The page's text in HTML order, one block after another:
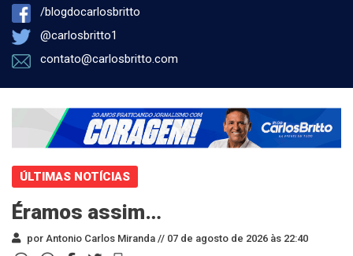
/blogdocarlosbritto
@carlosbritto1
contato@carlosbritto.com
ÚLTIMAS NOTÍCIAS
Éramos assim…
por Antonio Carlos Miranda // 07 de agosto de 2026 às 22:40